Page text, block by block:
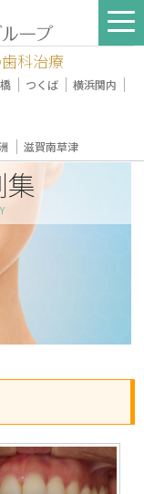
科治療
｜ つくば ｜ 横浜関内 ｜
｜ 滋賀南草津